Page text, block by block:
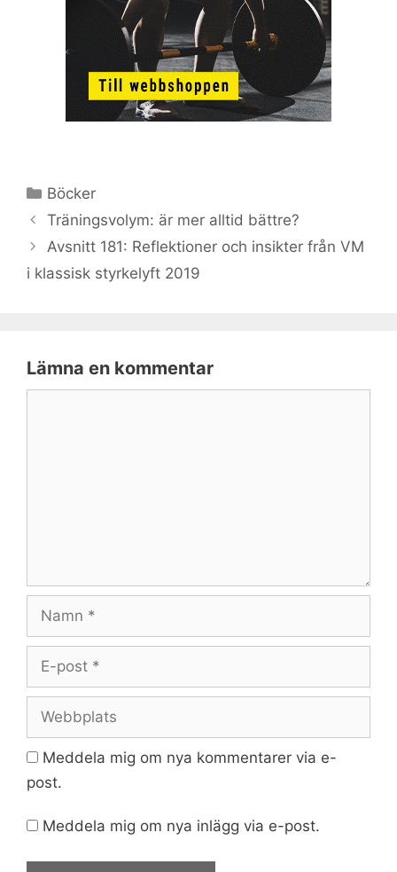
Kategorier
Böcker
Träningsvolym: är mer alltid bättre?
Avsnitt 181: Reflektioner och insikter från VM
i klassisk styrkelyft 2019
Lämna en kommentar
Namn
Webbplats
Meddela mig om nya kommentarer via e-
post.
Meddela mig om nya inlägg via e-post.